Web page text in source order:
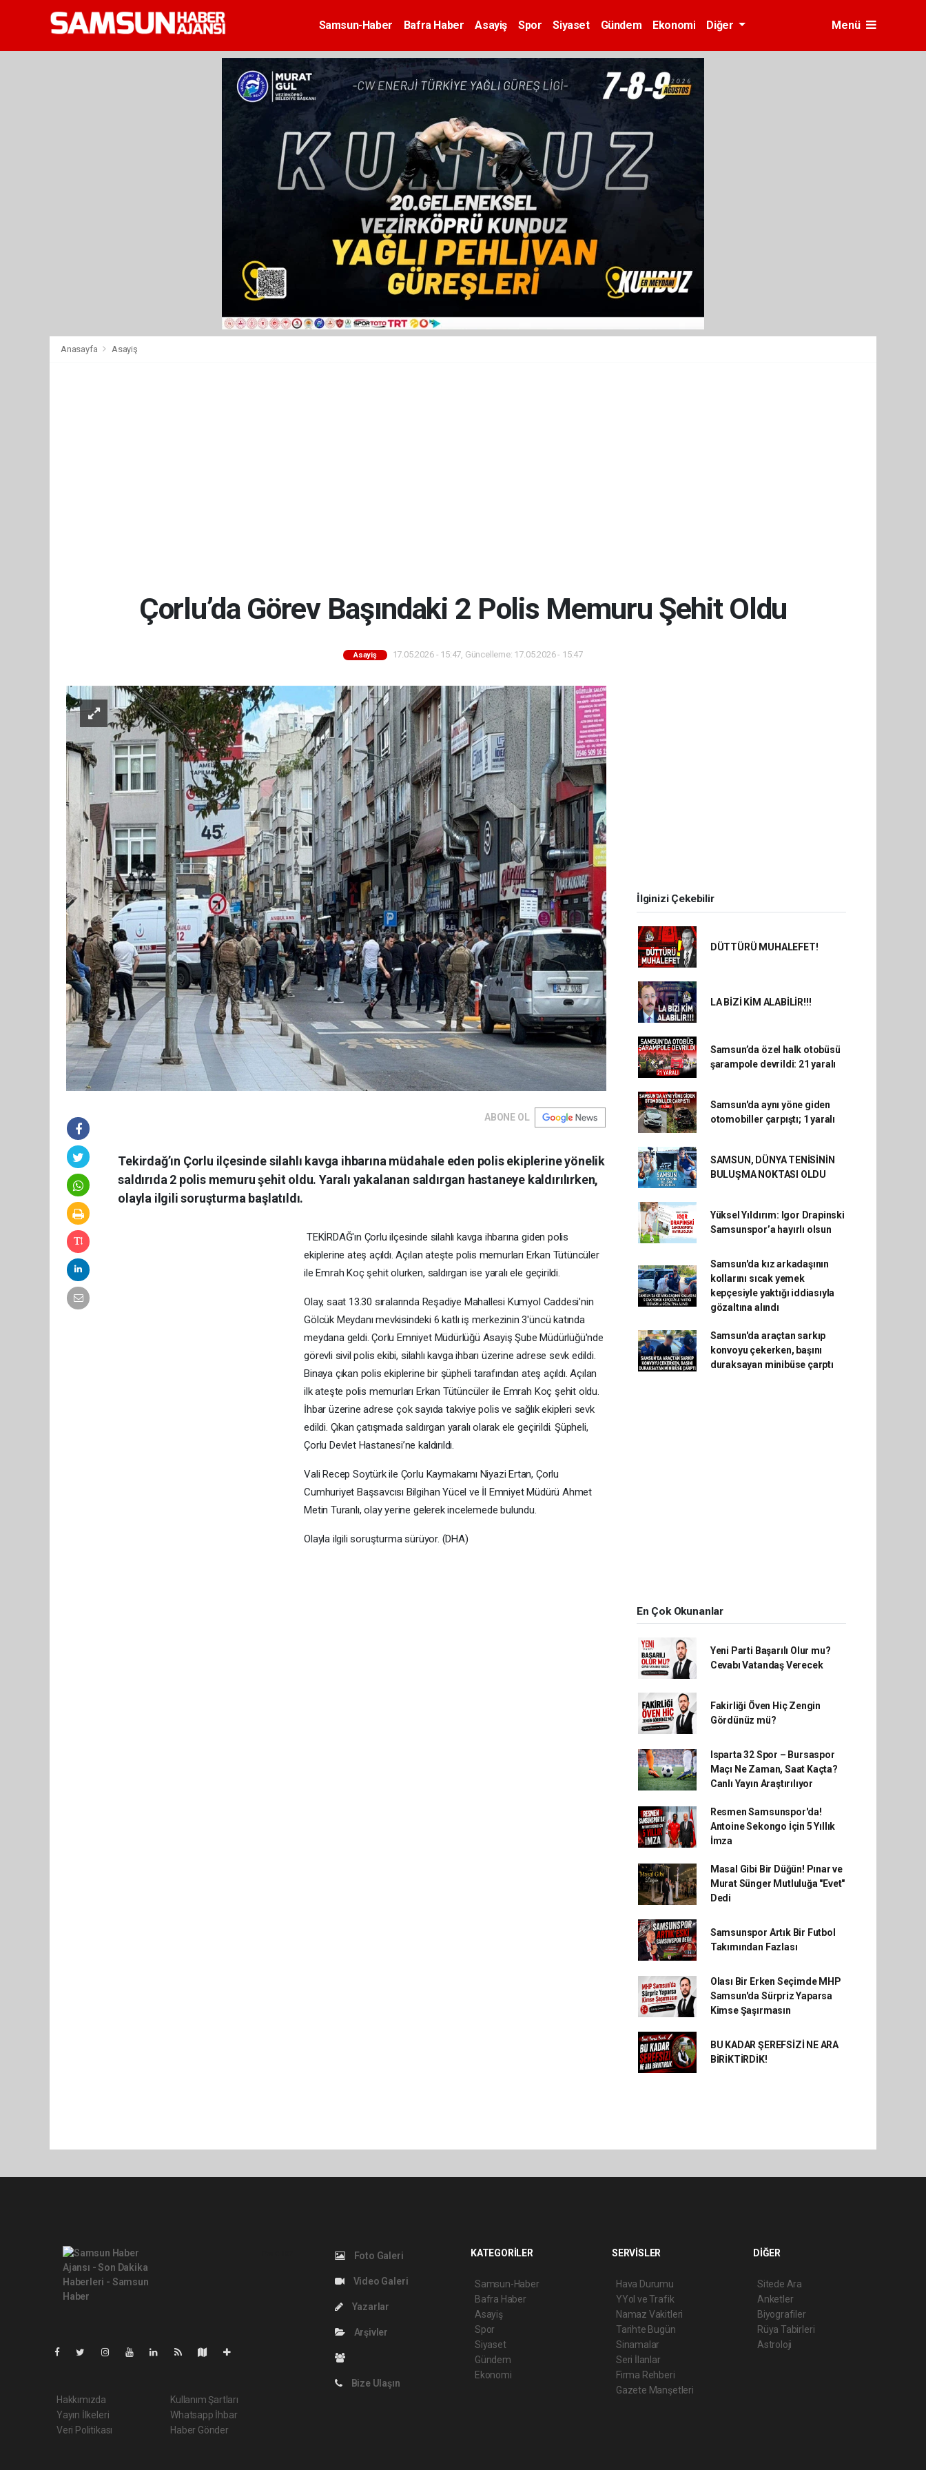
Samsun-Haber Bafra Haber Asayiş Spor Siyaset Gündem Ekonomi Diğer Menü
Anasayfa Asayiş
Çorlu’da Görev Başındaki 2 Polis Memuru Şehit Oldu
Asayiş 17.05.2026 - 15:47, Güncelleme: 17.05.2026 - 15:47
ABONE OL
Tekirdağ’ın Çorlu ilçesinde silahlı kavga ihbarına müdahale eden polis ekiplerine yönelik
saldırıda 2 polis memuru şehit oldu. Yaralı yakalanan saldırgan hastaneye kaldırılırken,
olayla ilgili soruşturma başlatıldı.
TEKİRDAĞ'ın Çorlu ilçesinde silahlı kavga ihbarına giden polis
ekiplerine ateş açıldı. Açılan ateşte polis memurları Erkan Tütüncüler
ile Emrah Koç şehit olurken, saldırgan ise yaralı ele geçirildi.
Olay, saat 13.30 sıralarında Reşadiye Mahallesi Kumyol Caddesi'nin
Gölcük Meydanı mevkisindeki 6 katlı iş merkezinin 3'üncü katında
meydana geldi. Çorlu Emniyet Müdürlüğü Asayiş Şube Müdürlüğü'nde
görevli sivil polis ekibi, silahlı kavga ihbarı üzerine adrese sevk edildi.
Binaya çıkan polis ekiplerine bir şüpheli tarafından ateş açıldı. Açılan
ilk ateşte polis memurları Erkan Tütüncüler ile Emrah Koç şehit oldu.
İhbar üzerine adrese çok sayıda takviye polis ve sağlık ekipleri sevk
edildi. Çıkan çatışmada saldırgan yaralı olarak ele geçirildi. Şüpheli,
Çorlu Devlet Hastanesi’ne kaldırıldı.
Vali Recep Soytürk ile Çorlu Kaymakamı Niyazi Ertan, Çorlu
Cumhuriyet Başsavcısı Bilgihan Yücel ve İl Emniyet Müdürü Ahmet
Metin Turanlı, olay yerine gelerek incelemede bulundu.
Olayla ilgili soruşturma sürüyor. (DHA)
İlginizi Çekebilir
DÜTTÜRÜ MUHALEFET!
LA BİZİ KİM ALABİLİR!!!
Samsun’da özel halk otobüsü
şarampole devrildi: 21 yaralı
Samsun'da aynı yöne giden
otomobiller çarpıştı; 1 yaralı
SAMSUN, DÜNYA TENİSİNİN
BULUŞMA NOKTASI OLDU
Yüksel Yıldırım: Igor Drapinski
Samsunspor’a hayırlı olsun
Samsun'da kız arkadaşının
kollarını sıcak yemek
kepçesiyle yaktığı iddiasıyla
gözaltına alındı
Samsun'da araçtan sarkıp
konvoyu çekerken, başını
duraksayan minibüse çarptı
En Çok Okunanlar
Yeni Parti Başarılı Olur mu?
Cevabı Vatandaş Verecek
Fakirliği Öven Hiç Zengin
Gördünüz mü?
Isparta 32 Spor – Bursaspor
Maçı Ne Zaman, Saat Kaçta?
Canlı Yayın Araştırılıyor
Resmen Samsunspor'da!
Antoine Sekongo İçin 5 Yıllık
İmza
Masal Gibi Bir Düğün! Pınar ve
Murat Sünger Mutluluğa "Evet"
Dedi
Samsunspor Artık Bir Futbol
Takımından Fazlası
Olası Bir Erken Seçimde MHP
Samsun'da Sürpriz Yaparsa
Kimse Şaşırmasın
BU KADAR ŞEREFSİZİ NE ARA
BİRİKTİRDİK!
Hakkımızda
Yayın İlkeleri
Veri Politikası
Kullanım Şartları
Whatsapp İhbar
Haber Gönder
Foto Galeri
Video Galeri
Yazarlar
Arşivler
Bize Ulaşın
KATEGORİLER
Samsun-Haber
Bafra Haber
Asayiş
Spor
Siyaset
Gündem
Ekonomi
SERVİSLER
Hava Durumu
YYol ve Trafik
Namaz Vakitleri
Tarihte Bugün
Sinamalar
Seri İlanlar
Firma Rehberi
Gazete Manşetleri
DİĞER
Sitede Ara
Anketler
Biyografiler
Rüya Tabirleri
Astroloji